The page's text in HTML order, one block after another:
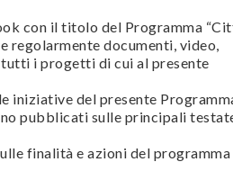
con il titolo del Programma
regolarmente documenti, video,
i progetti di cui al presente
iniziative del presente
pubblicati sulle principali
finalità e azioni del programma